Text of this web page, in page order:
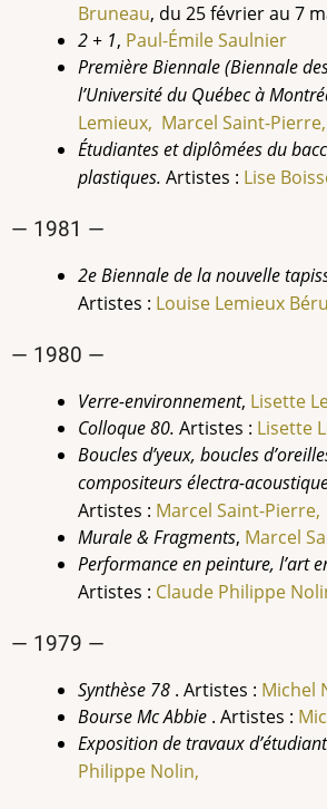
Bruneau, du 25 février au 7
2 + 1, Paul-ÉmileSaulnier
Première Biennale (Biennale
l’Université du Québec à
Lemieux, Marcel Saint-Pierre,
Étudiantes et diplômées du
plastiques. Artistes : Lise
— 1981 —
2e Biennale de la nouvelle
Artistes : Louise Lemieux
— 1980 —
Verre-environnement, Lisette
Colloque 80. Artistes : Lisette
Boucles d’yeux, boucles
compositeurs électra-
Artistes : Marcel Saint-Pierre,
Murale & Fragments, Marcel
Performance en peinture, l’art
Artistes : Claude Philippe
— 1979 —
Synthèse 78 . Artistes : Michel
Bourse Mc Abbie . Artistes :
Exposition de travaux d’étudiant
Philippe Nolin,